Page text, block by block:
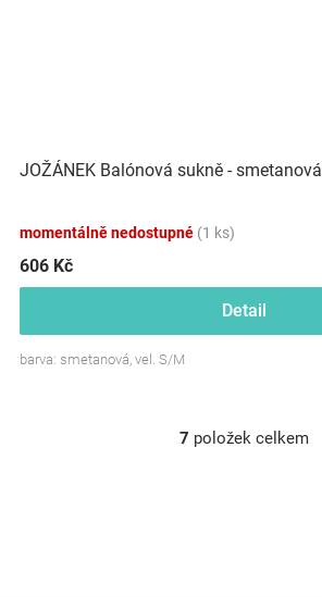
JOŽÁNEK Balónová sukně - smetanová
momentálně nedostupné (1 ks)
606 Kč
Detail
barva: smetanová, vel. S/M
O
7 položek celkem